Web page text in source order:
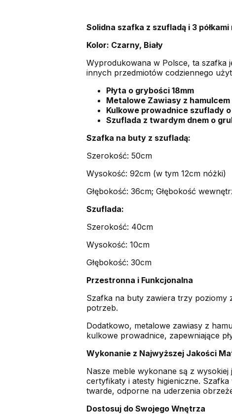
Solidna szafka z szufladą i 3
Kolor: Czarny, Biały
Wyprodukowana w Polsce, ta szafka
innych przedmiotów codziennego
Płyta o grybości 18mm
Metalowe Zawiasy z hamulcem
Kulkowe prowadnice szuflady
Szuflada z twardym dnem o
Szafka na buty z szufladą:
Szerokość: 50cm
Wysokość: 92cm (w tym 12cm nóżki)
Głębokość: 36cm; Głębokość
Szuflada:
Szerokość: 40cm
Wysokość: 10cm
Głębokość: 30cm
Przestronna i Funkcjonalna
Szafka na buty zawiera trzy poziomy
potrzeb.
Dodatkowo, metalowe zawiasy z
kulkowe prowadnice, zapewniające
Wykonanie z Najwyższej Jakości
Nasze meble wykonane są z
certyfikaty i atesty higieniczne.
twarde, odporne na uderzenia
Dostosuj do Swojego Wnętrza